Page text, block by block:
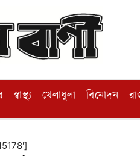
স্বাস্থ্য খেলাধুলা বিনোদন